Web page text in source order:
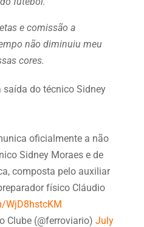
e comissão a
não diminuiu meu
cores.
do técnico Sidney
oficialmente a não
Sidney Moraes e de
composta pelo auxiliar
físico Cláudio
WjD8hstcKM
Clube (@ferroviario) July